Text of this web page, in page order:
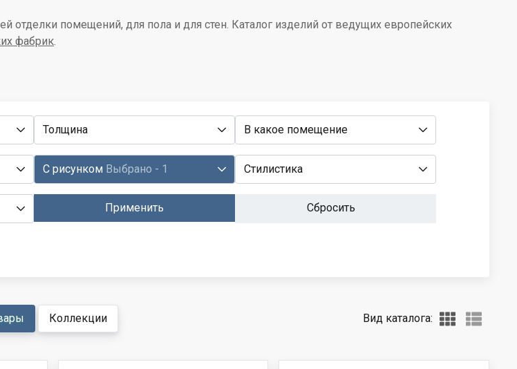
отделки помещений, для пола и для стен. Каталог изделий от ведущих европейских
фабрик.
Толщина В какое помещение
С рисунком Выбрано - 1 Стилистика
Применить Сбросить
Коллекции Вид каталога: